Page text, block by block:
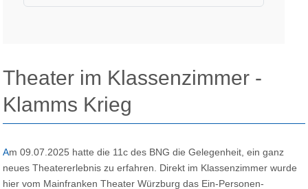
Theater im Klassenzimmer -
Klamms Krieg
Am 09.07.2025 hatte die 11c des BNG die Gelegenheit, ein ganz
neues Theatererlebnis zu erfahren. Direkt im Klassenzimmer wurde
hier vom Mainfranken Theater Würzburg das Ein-Personen-